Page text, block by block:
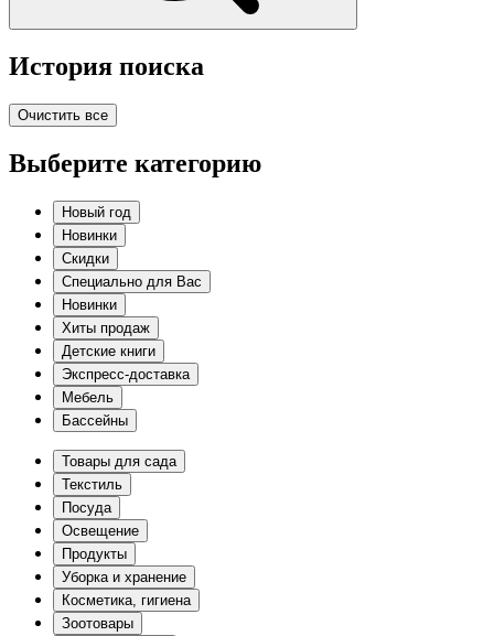
История поиска
Очистить все
Выберите категорию
Новый год
Новинки
Скидки
Специально для Вас
Новинки
Хиты продаж
Детские книги
Экспресс-доставка
Мебель
Бассейны
Товары для сада
Текстиль
Посуда
Освещение
Продукты
Уборка и хранение
Косметика, гигиена
Зоотовары